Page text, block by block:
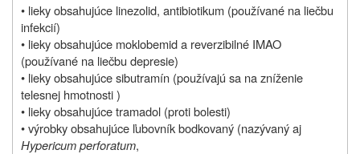
• lieky obsahujúce linezolid, antibiotikum (používané na liečbu
infekcií)
• lieky obsahujúce moklobemid a reverzibilné IMAO
(používané na liečbu depresie)
• lieky obsahujúce sibutramín (používajú sa na zníženie
telesnej hmotnosti )
• lieky obsahujúce tramadol (proti bolesti)
• výrobky obsahujúce ľubovník bodkovaný (nazývaný aj
Hypericum perforatum,